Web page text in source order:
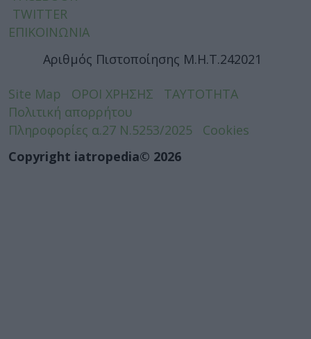
TWITTER
ΕΠΙΚΟΙΝΩΝΙΑ
Αριθμός Πιστοποίησης Μ.Η.Τ.242021
Site Map ΟΡΟΙ ΧΡΗΣΗΣ
ΤΑΥΤΟΤΗΤΑ
Πολιτική απορρήτου
Πληροφορίες α.27 Ν.5253/2025
Cookies
Copyright iatropedia© 2026